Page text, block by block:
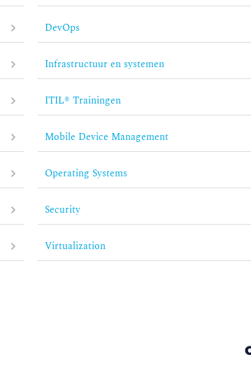
DevOps
Infrastructuur en systemen
ITIL® Trainingen
Mobile Device Management
Operating Systems
Security
Virtualization